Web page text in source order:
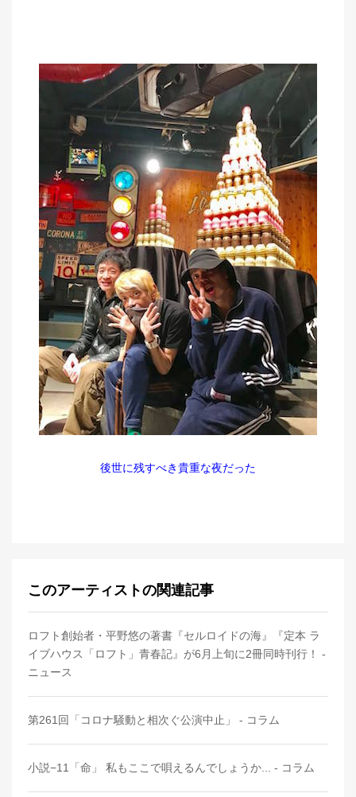
後世に残すべき貴重な夜だった
このアーティストの関連記事
ロフト創始者・平野悠の著書『セルロイドの海』『定本 ラ
イブハウス「ロフト」青春記』が6月上旬に2冊同時刊行！ -
ニュース
第261回「コロナ騒動と相次ぐ公演中止」 - コラム
小説−11「命」 私もここで唄えるんでしょうか... - コラム